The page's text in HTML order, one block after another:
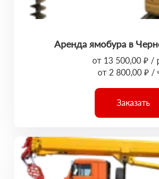
Аренда ямобура в
от 13 500,00 ₽ /
от 2 800,00 ₽ /
Заказать